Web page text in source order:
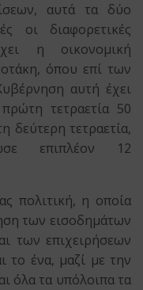
αυτά τα δύο
οι διαφορετικές
η οικονομική
όπου επί των
αυτή έχει
τετραετία 50
δεύτερη τετραετία,
επιπλέον 12
πολιτική, η οποία
των εισοδημάτων
των επιχειρήσεων
το ένα, μαζί με την
όλα τα υπόλοιπα τα